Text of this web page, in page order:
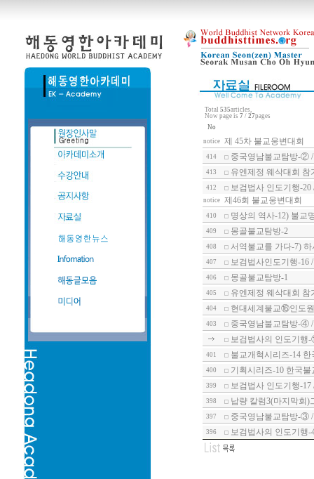
Total 535articles,
Now page is 7 / 27pages
No
notice
제 45차 불교웅변대회
414 중국영남불교탐방-②
413 유엔제정 웨삭대회 참
412 보검법사 인도기행-
notice 제46회 불교웅변대회
410 명상의 역사-12) 불교
409 몽골불교탐방-2
408 서역불교를 가다-7)
407 보검법사인도기행-16
406 몽골불교탐방-1
405 유엔제정 웨삭대회 참
404 현대세계불교⑯인도
403
중국영남불교탐방-④
보검법사의 인도기행
401 불교개혁시리즈-14
400 기획시리즈-10 한국
399 보검법사 인도기행-
398 납량 칼럼3(마지막회)
397 중국영남불교탐방-③
396 보검법사의 인도기행-